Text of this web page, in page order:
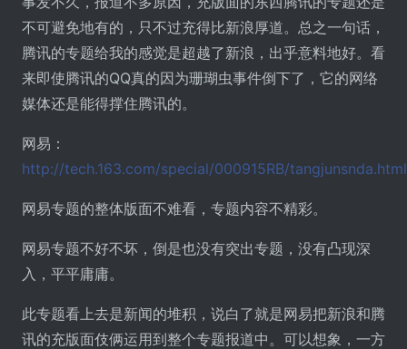
不可避免地有的，只不过充得比新浪厚道。总之一句话，
腾讯的专题给我的感觉是超越了新浪，出乎意料地好。看
来即使腾讯的QQ真的因为珊瑚虫事件倒下了，它的网络
媒体还是能得撑住腾讯的。
网易：
http://tech.163.com/special/000915RB/tangjunsnda.html
网易专题的整体版面不难看，专题内容不精彩。
网易专题不好不坏，倒是也没有突出专题，没有凸现深
入，平平庸庸。
此专题看上去是新闻的堆积，说白了就是网易把新浪和腾
讯的充版面伎俩运用到整个专题报道中。可以想象，一方